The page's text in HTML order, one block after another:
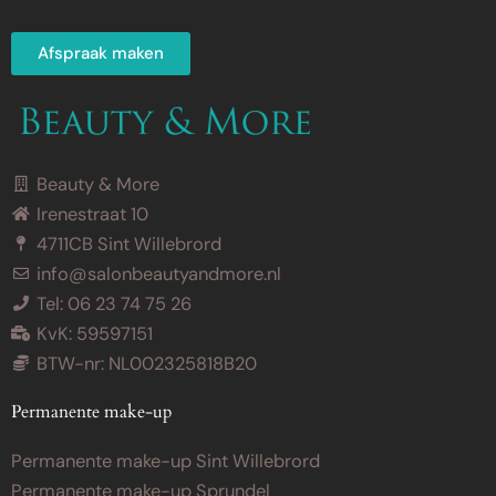
Afspraak maken
Beauty & More
Irenestraat 10
4711CB Sint Willebrord
info@salonbeautyandmore.nl
Tel: 06 23 74 75 26
KvK: 59597151
BTW-nr: NL002325818B20
Permanente make-up
Permanente make-up Sint Willebrord
Permanente make-up Sprundel